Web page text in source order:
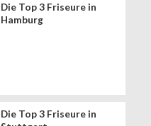
Die Top 3 Friseure in
Hamburg
Die Top 3 Friseure in